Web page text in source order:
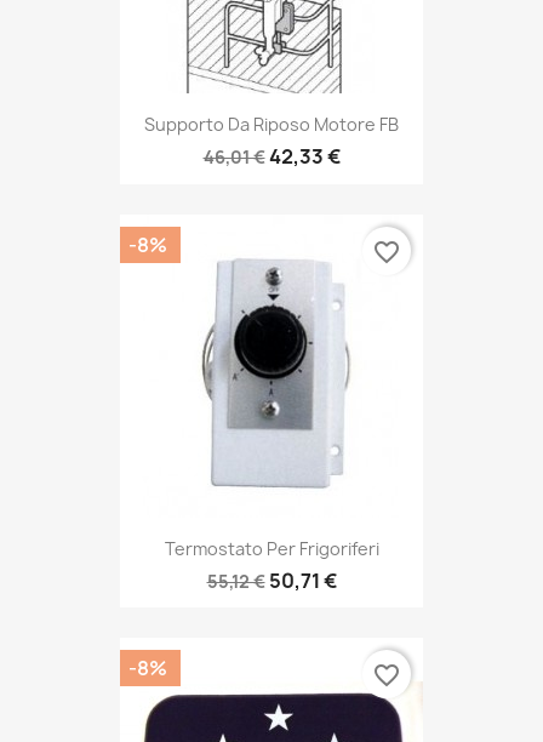
Supporto Da Riposo Motore FB
46,01 €42,33 €
Termostato Per Frigoriferi
55,12 € 50,71 €
-8% favorite_border
-8% favorite_border